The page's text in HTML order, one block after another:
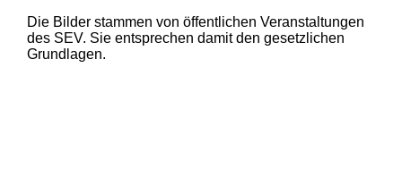
Die Bilder stammen von öffentlichen Veranstaltungen
des SEV. Sie entsprechen damit den gesetzlichen
Grundlagen.